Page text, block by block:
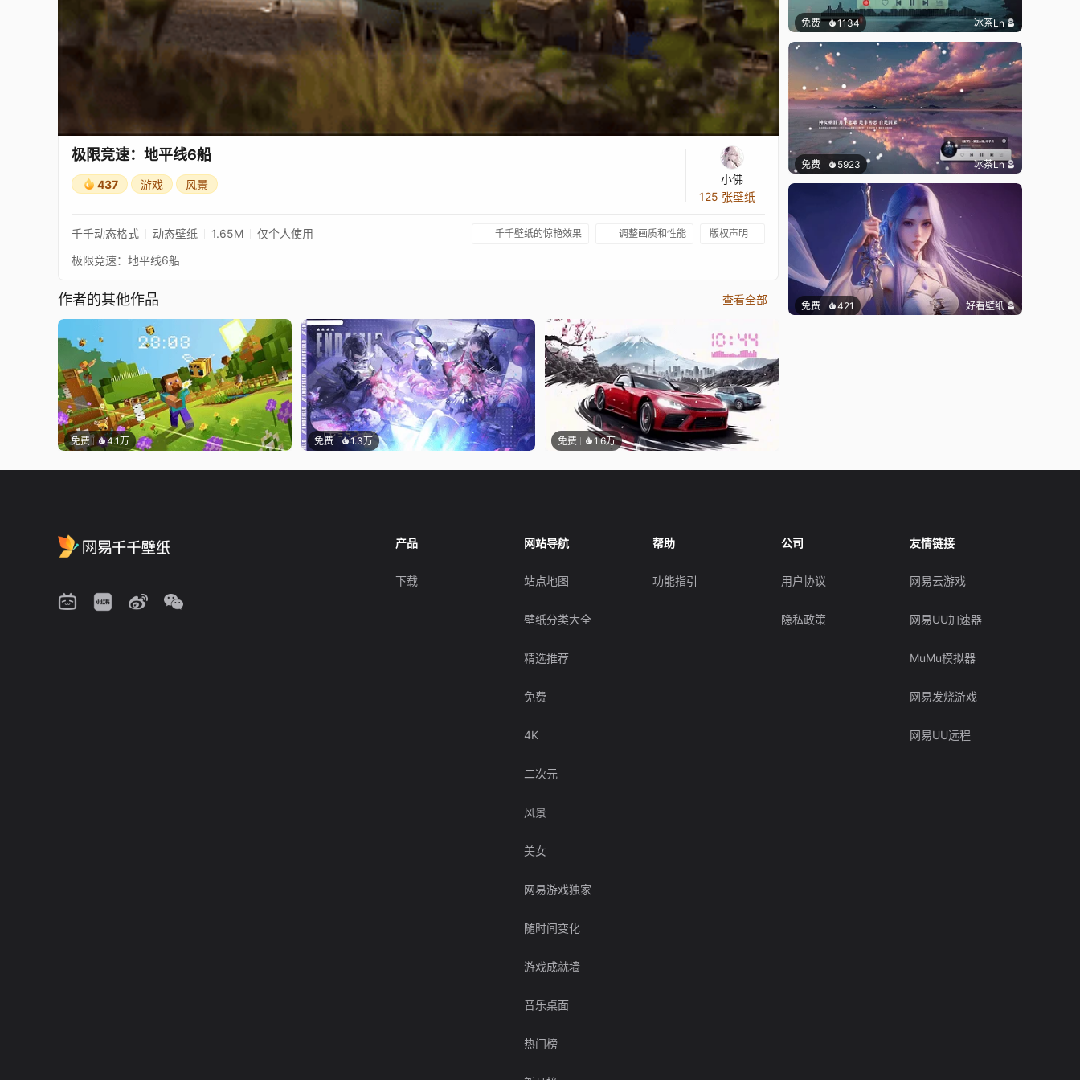
极限竞速：地平线6船
437 游戏 风景
小佛
125 张壁纸
千千动态格式 动态壁纸 1.65M 仅个人使用 千千壁纸的惊艳效果 调整画质和性能 版权声明
极限竞速：地平线6船
作者的其他作品 查看全部
免费 4.1万 免费 1.3万 免费 1.6万
免费 1134 冰茶Ln
免费 5923 冰茶Ln
免费 421 好看壁纸
产品
下载
网站导航
站点地图
壁纸分类大全
精选推荐
免费
4K
二次元
风景
美女
网易游戏独家
随时间变化
游戏成就墙
音乐桌面
热门榜
帮助
功能指引
公司
用户协议
隐私政策
友情链接
网易云游戏
网易UU加速器
MuMu模拟器
网易发烧游戏
网易UU远程